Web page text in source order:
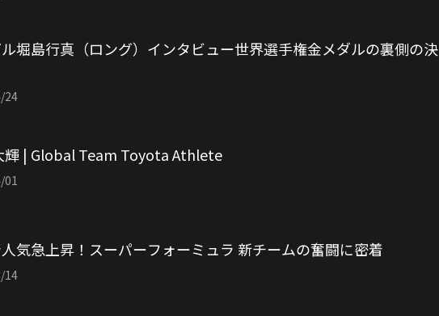
堀島行真（ロング）インタビュー世界選手権金メダルの裏側の決
24
輝 | Global Team Toyota Athlete
01
気急上昇！スーパーフォーミュラ 新チームの奮闘に密着
14